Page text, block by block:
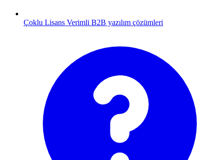
Çoklu Lisans Verimli B2B yazılım çözümleri